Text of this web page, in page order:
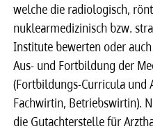
welche die radiologisch,
nuklearmedizinisch bzw.
Institute bewerten oder
Aus- und Fortbildung der
(Fortbildungs-Curricula und
Fachwirtin, Betriebswirtin).
die Gutachterstelle für